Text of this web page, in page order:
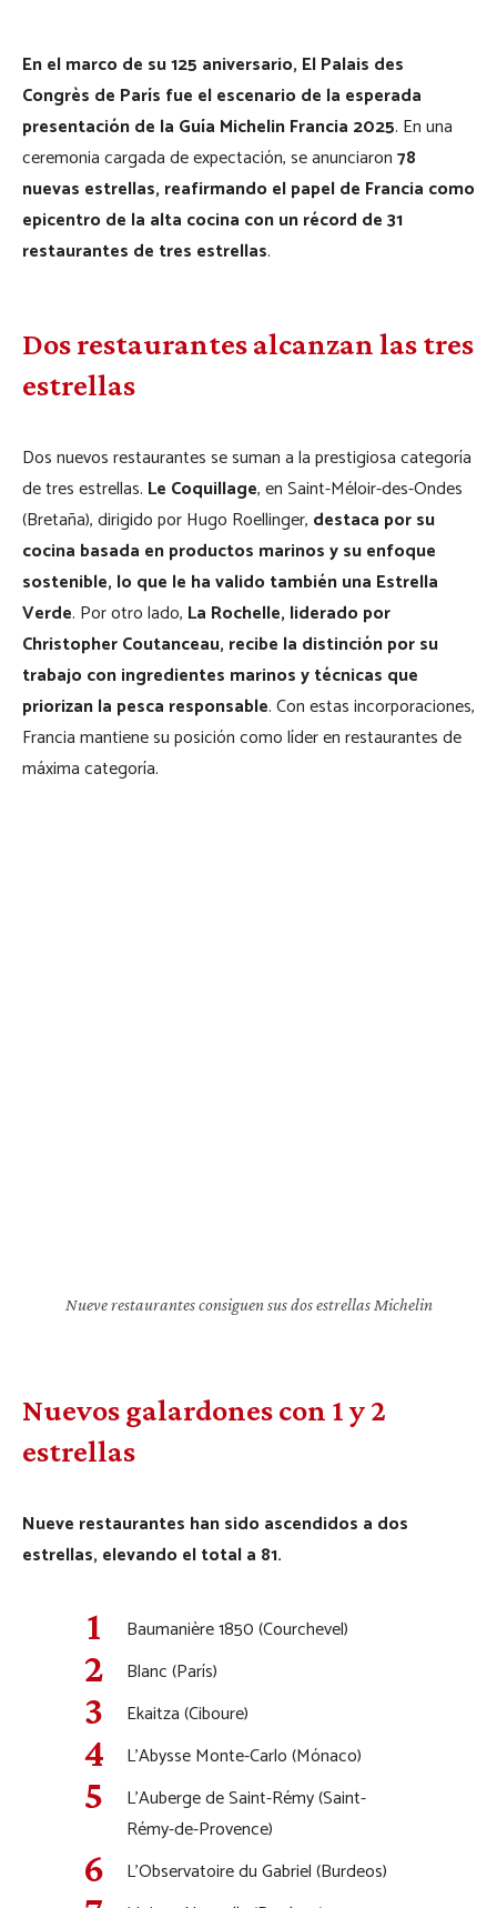
En el marco de su 125 aniversario, El Palais des
Congrès de París fue el escenario de la esperada
presentación de la Guía Michelin Francia 2025. En una
ceremonia cargada de expectación, se anunciaron78
nuevas estrellas, reafirmando el papel de Francia como
epicentro de la alta cocina con un récord de 31
restaurantes de tres estrellas.
Dos restaurantes alcanzan las tres
estrellas
Dos nuevos restaurantes se suman a la prestigiosa categoría
de tres estrellas. Le Coquillage, en Saint-Méloir-des-Ondes
(Bretaña), dirigido por Hugo Roellinger, destaca por su
cocina basada en productos marinos y su enfoque
sostenible, lo que le ha valido también una Estrella
Verde. Por otro lado, La Rochelle, liderado por
Christopher Coutanceau, recibe la distinción por su
trabajo con ingredientes marinos y técnicas que
priorizan la pesca responsable. Con estas incorporaciones,
Francia mantiene su posición como líder en restaurantes de
máxima categoría.
Nueve restaurantes consiguen sus dos estrellas Michelin
Nuevos galardones con 1 y 2
estrellas
Nueve restaurantes han sido ascendidos a dos
estrellas, elevando el total a 81.
Baumanière 1850 (Courchevel)
Blanc (París)
Ekaitza (Ciboure)
L’Abysse Monte-Carlo (Mónaco)
L’Auberge de Saint-Rémy (Saint-
Rémy-de-Provence)
L’Observatoire du Gabriel (Burdeos)